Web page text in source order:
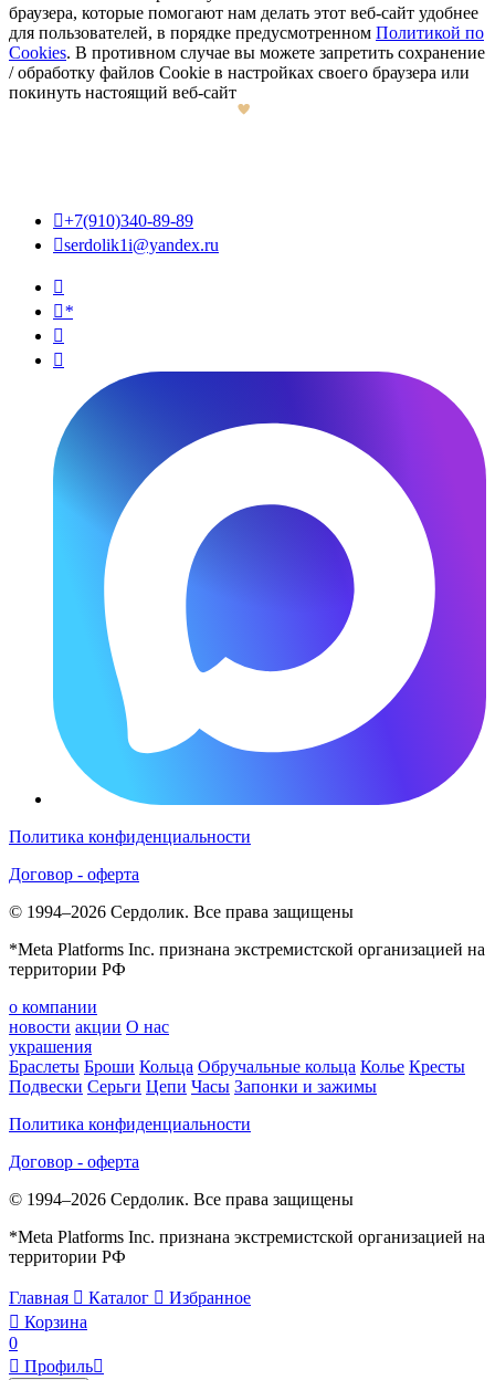
браузера, которые помогают нам делать этот веб-сайт удобнее
для пользователей, в порядке предусмотренном Политикой по
Cookies. В противном случае вы можете запретить сохранение
/ обработку файлов Cookie в настройках своего браузера или
покинуть настоящий веб-сайт
+7(910)340-89-89
serdolik1i@yandex.ru

*


Политика конфиденциальности
Договор - оферта
© 1994–2026 Сердолик. Все права защищены
*Meta Platforms Inc. признана экстремистской организацией на
территории РФ
о компании
новости акции О нас
украшения
Браслеты Броши Кольца Обручальные кольца Колье Кресты
Подвески Серьги Цепи Часы Запонки и зажимы
Политика конфиденциальности
Договор - оферта
© 1994–2026 Сердолик. Все права защищены
*Meta Platforms Inc. признана экстремистской организацией на
территории РФ
Главная  Каталог  Избранное
 Корзина
0
 Профиль